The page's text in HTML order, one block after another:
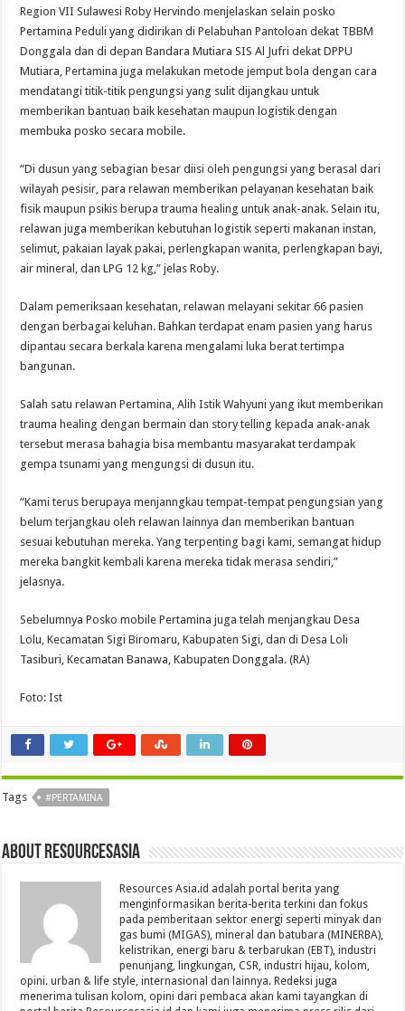
Region VII Sulawesi Roby Hervindo menjelaskan selain posko
Pertamina Peduli yang didirikan di Pelabuhan Pantoloan dekat TBBM
Donggala dan di depan Bandara Mutiara SIS Al Jufri dekat DPPU
Mutiara, Pertamina juga melakukan metode jemput bola dengan cara
mendatangi titik-titik pengungsi yang sulit dijangkau untuk
memberikan bantuan baik kesehatan maupun logistik dengan
membuka posko secara mobile.
“Di dusun yang sebagian besar diisi oleh pengungsi yang berasal dari
wilayah pesisir, para relawan memberikan pelayanan kesehatan baik
fisik maupun psikis berupa trauma healing untuk anak-anak. Selain itu,
relawan juga memberikan kebutuhan logistik seperti makanan instan,
selimut, pakaian layak pakai, perlengkapan wanita, perlengkapan bayi,
air mineral, dan LPG 12 kg,” jelas Roby.
Dalam pemeriksaan kesehatan, relawan melayani sekitar 66 pasien
dengan berbagai keluhan. Bahkan terdapat enam pasien yang harus
dipantau secara berkala karena mengalami luka berat tertimpa
bangunan.
Salah satu relawan Pertamina, Alih Istik Wahyuni yang ikut memberikan
trauma healing dengan bermain dan story telling kepada anak-anak
tersebut merasa bahagia bisa membantu masyarakat terdampak
gempa tsunami yang mengungsi di dusun itu.
“Kami terus berupaya menjanngkau tempat-tempat pengungsian yang
belum terjangkau oleh relawan lainnya dan memberikan bantuan
sesuai kebutuhan mereka. Yang terpenting bagi kami, semangat hidup
mereka bangkit kembali karena mereka tidak merasa sendiri,”
jelasnya.
Sebelumnya Posko mobile Pertamina juga telah menjangkau Desa
Lolu, Kecamatan Sigi Biromaru, Kabupaten Sigi, dan di Desa Loli
Tasiburi, Kecamatan Banawa, Kabupaten Donggala. (RA)
Foto: Ist
Tags #PERTAMINA
About Resourcesasia
Resources Asia.id adalah portal berita yang
menginformasikan berita-berita terkini dan fokus
pada pemberitaan sektor energi seperti minyak dan
gas bumi (MIGAS), mineral dan batubara (MINERBA),
kelistrikan, energi baru & terbarukan (EBT), industri
penunjang, lingkungan, CSR, industri hijau, kolom,
opini. urban & life style, internasional dan lainnya. Redeksi juga
menerima tulisan kolom, opini dari pembaca akan kami tayangkan di